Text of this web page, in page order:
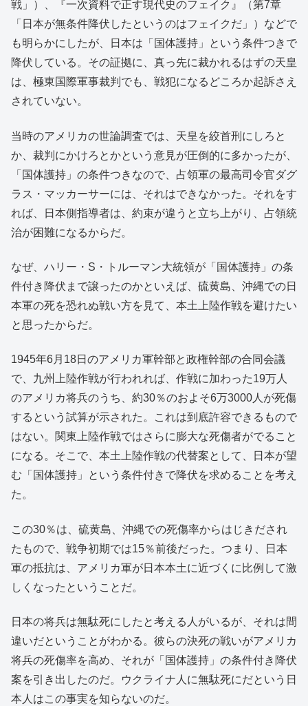
戦」）、『一次資料で正す現代史のフェイク』（第7章
「日本が無条件降伏したというのはフェイクだ」）などで
も明らかにしたが、日本は「国体護持」という条件つきで
降伏している。その証拠に、真っ先に裁かれるはずの天皇
は、極東国際軍事裁判でも、戦犯になるどころか起訴さえ
されていない。
当時のアメリカの世論調査では、天皇を絞首刑にしろと
か、裁判にかけろとかという意見が圧倒的に多かったが、
「国体護持」の条件つきなので、占領軍の最高司令官ダグ
ラス・マッカーサーには、それはできなかった。それをす
れば、日本側指導者は、約束が違うと立ち上がり、占領統
治が困難になるからだ。
なぜ、ハリー・S・トルーマン大統領が「国体護持」の条
件付き降伏まで譲ったのかといえば、硫黄島、沖縄での日
本軍の死を恐れぬ戦い方を見て、本土上陸作戦を避けたい
と思ったからだ。
1945年6月18日のアメリカ軍幹部と政権幹部の合同会議
で、九州上陸作戦が行われれば、作戦に加わった19万人
のアメリカ将兵のうち、約30％のおよそ6万3000人が死傷
するという試算が示された。これは到底許容できるもので
はない。関東上陸作戦ではさらに膨大な死傷者がでること
になる。そこで、本土上陸作戦の代替案として、日本が望
む「国体護持」という条件付きで降伏を求めることを考え
た。
この30％は、硫黄島、沖縄での死傷率からはじきだされ
たもので、戦争初期では15％前後だった。つまり、日本
軍の抵抗は、アメリカ軍が日本本土に近づくに比例して激
しくなったということだ。
日本の将兵は無駄死にしたと考える人がいるが、それは間
違いだということがわかる。彼らの決死の戦いがアメリカ
将兵の死傷率を高め、それが「国体護持」の条件付き降伏
案を引き出したのだ。ウクライナ人に無駄死にだという日
本人はこの事実を知らないのだ。